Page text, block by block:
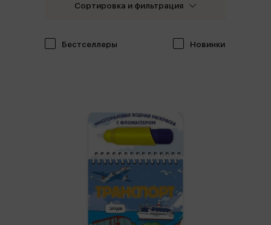
Бестселлеры Новинки
Сортировка и фильтрация